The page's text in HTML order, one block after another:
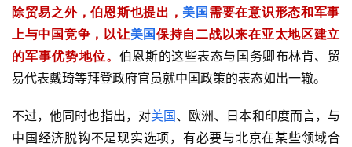
除贸易之外，伯恩斯也提出， 美国 需要在意识形态和军事
上与中国竞争，以让美国保持自二战以来在亚太地区建立
的军事优势地位。 伯恩斯的这些表态与国务卿布林肯、贸
易代表戴琦等拜登政府官员就中国政策的表态如出一辙。
不过，他同时也指出，对美国、欧洲、日本和印度而言，与
中国经济脱钩不是现实选项，有必要与北京在某些领域合